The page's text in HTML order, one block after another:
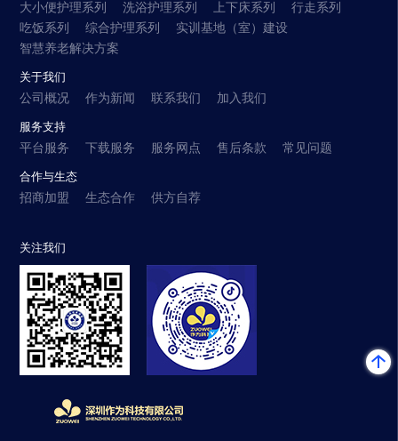
大小便护理系列
洗浴护理系列 上下床系列
行走系列
吃饭系列
综合护理系列
实训基地（室）建设
智慧养老解决方案
关于我们
公司概况
作为新闻 联系我们 加入我们
服务支持
平台服务
下载服务 服务网点 售后条款 常见问题
合作与生态
招商加盟
生态合作 供方自荐
关注我们